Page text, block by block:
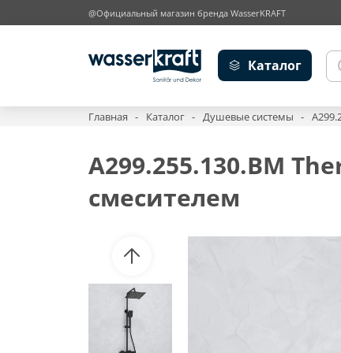
@Официальный магазин бренда WasserKRAFT
Каталог
Главная Каталог Душевые системы
A299.255.130.BM
смесителем